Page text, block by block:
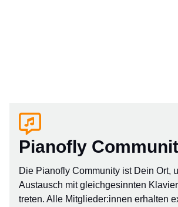
Pianofly
Die Pianofly Community ist Dein Ort,
Austausch mit gleichgesinnten
treten. Alle Mitglieder:innen erhalten